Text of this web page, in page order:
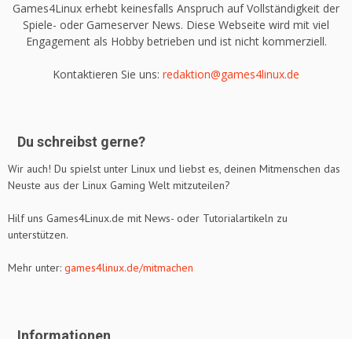
Games4Linux erhebt keinesfalls Anspruch auf Vollständigkeit der
Spiele- oder Gameserver News. Diese Webseite wird mit viel
Engagement als Hobby betrieben und ist nicht kommerziell.
Kontaktieren Sie uns: redaktion@games4linux.de
Du schreibst gerne?
Wir auch! Du spielst unter Linux und liebst es, deinen Mitmenschen das
Neuste aus der Linux Gaming Welt mitzuteilen?
Hilf uns Games4Linux.de mit News- oder Tutorialartikeln zu
unterstützen.
Mehr unter: games4linux.de/mitmachen
Informationen